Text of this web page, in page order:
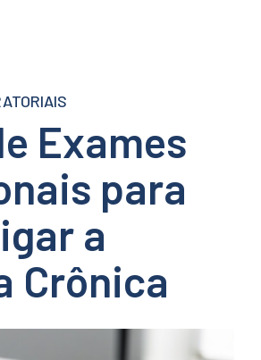
Exames
para
a
Crônica